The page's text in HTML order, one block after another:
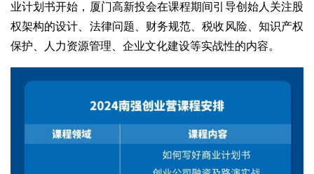
业计划书开始，厦门高新投会在课程期间引导创始人关注股
权架构的设计、法律问题、财务规范、税收风险、知识产权
保护、人力资源管理、企业文化建设等实战性的内容。